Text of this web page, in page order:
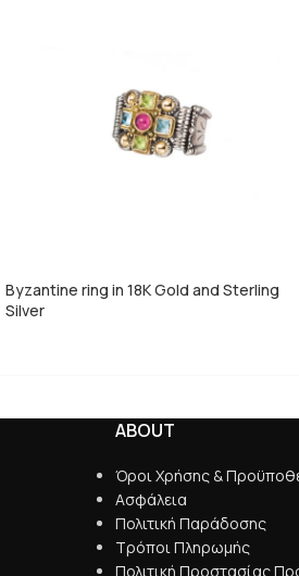
Byzantine ring in 18K Gold and Sterling
Silver
ABOUT
Όροι Χρήσης &
Ασφάλεια
Πολιτική Παράδοσης
Τρόποι Πληρωμής
Πολιτική Προστασίας